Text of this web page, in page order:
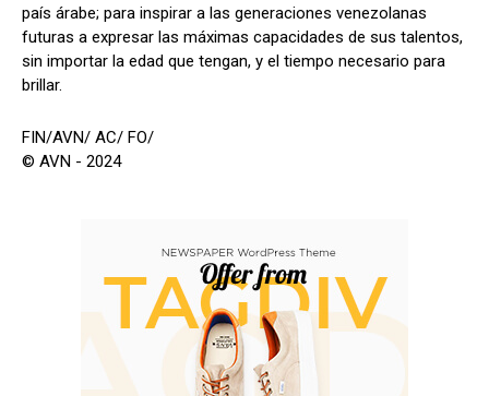
país árabe; para inspirar a las generaciones venezolanas
futuras a expresar las máximas capacidades de sus talentos,
sin importar la edad que tengan, y el tiempo necesario para
brillar.
FIN/AVN/ AC/ FO/
© AVN - 2024